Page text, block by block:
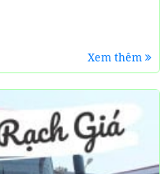
Xem thêm